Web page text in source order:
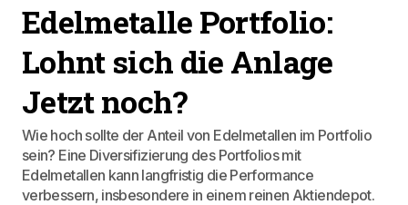
Edelmetalle Portfolio:
Lohnt sich die Anlage
Jetzt noch?
Wie hoch sollte der Anteil von Edelmetallen im Portfolio
sein? Eine Diversifizierung des Portfolios mit
Edelmetallen kann langfristig die Performance
verbessern, insbesondere in einem reinen Aktiendepot.